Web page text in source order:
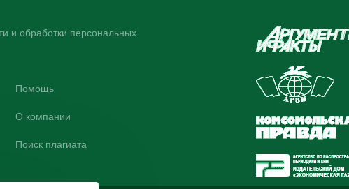
и обработки персональных
Помощь
О компании
Поиск плагиата